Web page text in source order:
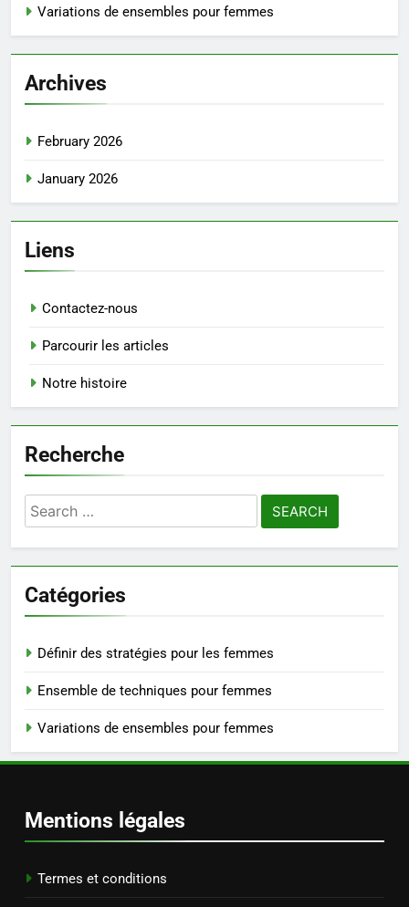
Variations de ensembles pour femmes
Archives
February 2026
January 2026
Liens
Contactez-nous
Parcourir les articles
Notre histoire
Recherche
Search
for:
Catégories
Définir des stratégies pour les femmes
Ensemble de techniques pour femmes
Variations de ensembles pour femmes
Mentions légales
Termes et conditions